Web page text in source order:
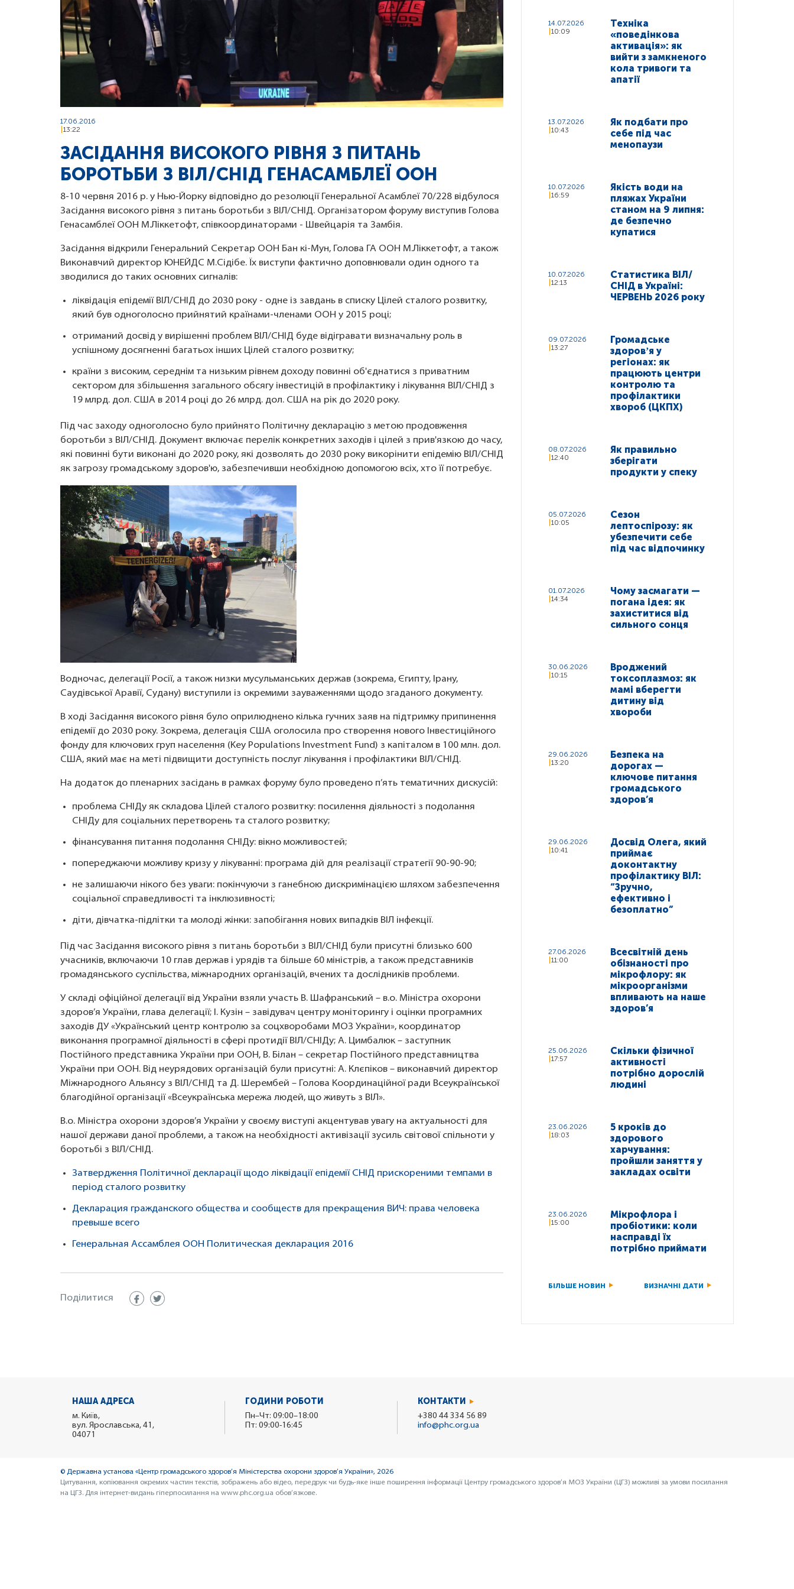
17.06.2016
13:22
ЗАСІДАННЯ ВИСОКОГО РІВНЯ З ПИТАНЬ
БОРОТЬБИ З ВІЛ/СНІД ГЕНАСАМБЛЕЇ ООН
8-10 червня 2016 р. у Нью-Йорку відповідно до резолюції Генеральної Асамблеї 70/228 відбулося
Засідання високого рівня з питань боротьби з ВІЛ/СНІД. Організатором форуму виступив Голова
Генасамблеї ООН М.Ліккетофт, співкоординаторами - Швейцарія та Замбія.
Засідання відкрили Генеральний Секретар ООН Бан кі-Мун, Голова ГА ООН М.Ліккетофт, а також
Виконавчий директор ЮНЕЙДС М.Сідібе. Їх виступи фактично доповнювали один одного та
зводилися до таких основних сигналів:
ліквідація епідемії ВІЛ/СНІД до 2030 року - одне із завдань в списку Цілей сталого розвитку,
який був одноголосно прийнятий країнами-членами ООН у 2015 році;
отриманий досвід у вирішенні проблем ВІЛ/СНІД буде відігравати визначальну роль в
успішному досягненні багатьох інших Цілей сталого розвитку;
країни з високим, середнім та низьким рівнем доходу повинні об'єднатися з приватним
сектором для збільшення загального обсягу інвестицій в профілактику і лікування ВІЛ/СНІД з
19 млрд. дол. США в 2014 році до 26 млрд. дол. США на рік до 2020 року.
Під час заходу одноголосно було прийнято Політичну декларацію з метою продовження
боротьби з ВІЛ/СНІД. Документ включає перелік конкретних заходів і цілей з прив'язкою до часу,
які повинні бути виконані до 2020 року, які дозволять до 2030 року викорінити епідемію ВІЛ/СНІД
як загрозу громадському здоров'ю, забезпечивши необхідною допомогою всіх, хто її потребує.
Водночас, делегації Росії, а також низки мусульманських держав (зокрема, Єгипту, Ірану,
Саудівської Аравії, Судану) виступили із окремими зауваженнями щодо згаданого документу.
В ході Засідання високого рівня було оприлюднено кілька гучних заяв на підтримку припинення
епідемії до 2030 року. Зокрема, делегація США оголосила про створення нового Інвестиційного
фонду для ключових груп населення (Key Populations Investment Fund) з капіталом в 100 млн. дол.
США, який має на меті підвищити доступність послуг лікування і профілактики ВІЛ/СНІД.
На додаток до пленарних засідань в рамках форуму було проведено п’ять тематичних дискусій:
проблема СНІДу як складова Цілей сталого розвитку: посилення діяльності з подолання
СНІДу для соціальних перетворень та сталого розвитку;
фінансування питання подолання СНІДу: вікно можливостей;
попереджаючи можливу кризу у лікуванні: програма дій для реалізації стратегії 90-90-90;
не залишаючи нікого без уваги: покінчуючи з ганебною дискримінацією шляхом забезпечення
соціальної справедливості та інклюзивності;
діти, дівчатка-підлітки та молоді жінки: запобігання нових випадків ВІЛ інфекції.
Під час Засідання високого рівня з питань боротьби з ВІЛ/СНІД були присутні близько 600
учасників, включаючи 10 глав держав і урядів та більше 60 міністрів, а також представників
громадянського суспільства, міжнародних організацій, вчених та дослідників проблеми.
У складі офіційної делегації від України взяли участь В. Шафранський – в.о. Міністра охорони
здоров’я України, глава делегації; І. Кузін – завідувач центру моніторингу і оцінки програмних
заходів ДУ «Український центр контролю за соцхворобами МОЗ України», координатор
виконання програмної діяльності в сфері протидії ВІЛ/СНІДу; А. Цимбалюк – заступник
Постійного представника України при ООН, В. Білан – секретар Постійного представництва
України при ООН. Від неурядових організацій були присутні: А. Клєпіков – виконавчий директор
Міжнародного Альянсу з ВІЛ/СНІД та Д. Шерембей – Голова Координаційної ради Всеукраїнської
благодійної організації «Всеукраїнська мережа людей, що живуть з ВІЛ».
В.о. Міністра охорони здоров’я України у своєму виступі акцентував увагу на актуальності для
нашої держави даної проблеми, а також на необхідності активізації зусиль світової спільноти у
боротьбі з ВІЛ/СНІД.
Затвердження Політичної декларації щодо ліквідації епідемії СНІД прискореними темпами в
період сталого розвитку
Декларация гражданского общества и сообществ для прекращения ВИЧ: права человека
превыше всего
Генеральная Ассамблея ООН Политическая декларация 2016
Поділитися
14.07.2026
10:09
Техніка
«поведінкова
активація»: як
вийти з замкненого
кола тривоги та
апатії
13.07.2026
10:43
Як подбати про
себе під час
менопаузи
10.07.2026
16:59
Якість води на
пляжах України
станом на 9 липня:
де безпечно
купатися
10.07.2026
12:13
Статистика ВІЛ/
СНІД в Україні:
ЧЕРВЕНЬ 2026 року
09.07.2026
13:27
Громадське
здоровʼя у
регіонах: як
працюють центри
контролю та
профілактики
хвороб (ЦКПХ)
08.07.2026
12:40
Як правильно
зберігати
продукти у спеку
05.07.2026
10:05
Сезон
лептоспірозу: як
убезпечити себе
під час відпочинку
01.07.2026
14:34
Чому засмагати —
погана ідея: як
захиститися від
сильного сонця
30.06.2026
10:15
Вроджений
токсоплазмоз: як
мамі вберегти
дитину від
хвороби
29.06.2026
13:20
Безпека на
дорогах —
ключове питання
громадського
здоров’я
29.06.2026
10:41
Досвід Олега, який
приймає
доконтактну
профілактику ВІЛ:
“Зручно,
ефективно і
безоплатно”
27.06.2026
11:00
Всесвітній день
обізнаності про
мікрофлору: як
мікроорганізми
впливають на наше
здоров’я
25.06.2026
17:57
Скільки фізичної
активності
потрібно дорослій
людині
23.06.2026
18:03
5 кроків до
здорового
харчування:
пройшли заняття у
закладах освіти
23.06.2026
15:00
Мікрофлора і
пробіотики: коли
насправді їх
потрібно приймати
БІЛЬШЕ НОВИН ВИЗНАЧНІ ДАТИ
НАША АДРЕСА
м. Київ,
вул. Ярославська, 41,
04071
ГОДИНИ РОБОТИ
Пн–Чт: 09:00–18:00
Пт: 09:00-16:45
КОНТАКТИ
+380 44 334 56 89
info@phc.org.ua
© Державна установа «Центр громадського здоров’я Міністерства охорони здоров’я України», 2026
Цитування, копіювання окремих частин текстів, зображень або відео, передрук чи будь-яке інше поширення інформації Центру громадського здоров’я МОЗ України (ЦГЗ) можливі за умови посилання
на ЦГЗ. Для інтернет-видань гіперпосилання на www.phc.org.ua обов’язкове.